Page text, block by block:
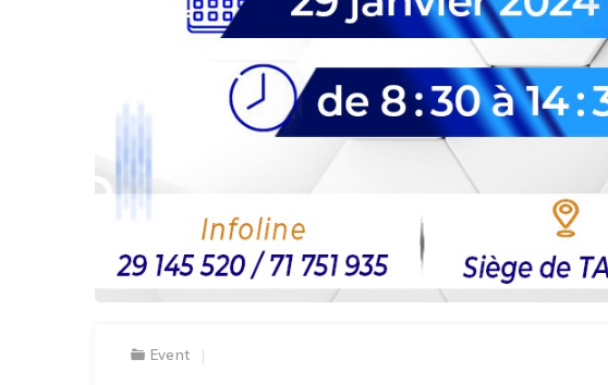
Event